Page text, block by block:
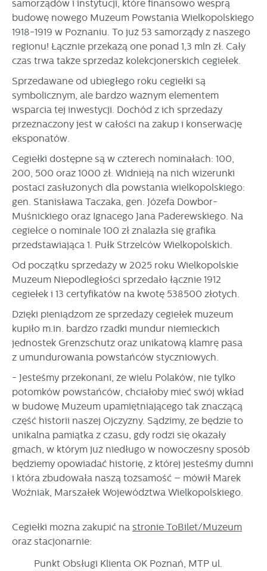
samorządów i instytucji, które finansowo wesprą
budowę nowego Muzeum Powstania Wielkopolskiego
1918-1919 w Poznaniu. To już 53 samorządy z naszego
regionu! Łącznie przekażą one ponad 1,3 mln zł. Cały
czas trwa także sprzedaż kolekcjonerskich cegiełek.
Sprzedawane od ubiegłego roku cegiełki są
symbolicznym, ale bardzo ważnym elementem
wsparcia tej inwestycji. Dochód z ich sprzedaży
przeznaczony jest w całości na zakup i konserwację
eksponatów.
Cegiełki dostępne są w czterech nominałach: 100,
200, 500 oraz 1000 zł. Widnieją na nich wizerunki
postaci zasłużonych dla powstania wielkopolskiego:
gen. Stanisława Taczaka, gen. Józefa Dowbor-
Muśnickiego oraz Ignacego Jana Paderewskiego. Na
cegiełce o nominale 100 zł znalazła się grafika
przedstawiająca 1. Pułk Strzelców Wielkopolskich.
Od początku sprzedaży w 2025 roku Wielkopolskie
Muzeum Niepodległości sprzedało łącznie 1912
cegiełek i 13 certyfikatów na kwotę 538500 złotych.
Dzięki pieniądzom ze sprzedaży cegiełek muzeum
kupiło m.in. bardzo rzadki mundur niemieckich
jednostek Grenzschutz oraz unikatową klamrę pasa
z umundurowania powstańców styczniowych.
- Jesteśmy przekonani, że wielu Polaków, nie tylko
potomków powstańców, chciałoby mieć swój wkład
w budowę Muzeum upamiętniającego tak znaczącą
część historii naszej Ojczyzny. Sądzimy, że będzie to
unikalna pamiątka z czasu, gdy rodzi się okazały
gmach, w którym już niedługo w nowoczesny sposób
będziemy opowiadać historię, z której jesteśmy dumni
i która zbudowała naszą tożsamość – mówił Marek
Woźniak, Marszałek Województwa Wielkopolskiego.
Cegiełki można zakupić na stronie ToBilet/Muzeum
oraz stacjonarnie:
Punkt Obsługi Klienta OK Poznań, MTP ul.
internetowej. Treści promocyjne mogą pojawić się na
stronach podmiotów trzecich lub firm będących naszymi
partnerami oraz innych dostawców usług. Firmy te działają
w charakterze pośredników prezentujących nasze treści w
postaci wiadomości, ofert, komunikatów mediów